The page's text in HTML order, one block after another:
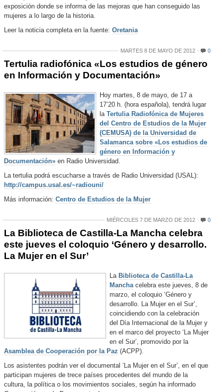
exposición donde se informa de las mejoras que han conseguido las
mujeres a lo largo de la historia.
Leer la noticia completa en la fuente: Oretania
MARTES 8 DE MAYO DE 2012 0
Tertulia radiofónica «Los estudios de género
en Información y Documentación»
Hoy martes, 8 de mayo, de 17 a
17’20 h. (hora española), tendrá lugar
la Tertulia Radiofónica de Mujeres
del Centro de Estudios de la Mujer
(CEMUSA) de la Universidad de
Salamanca sobre «Los estudios de
género en Información y
Documentación» en Radio Universidad.
La tertulia podrá escucharse a través de Radio Universidad (USAL):
http://campus.usal.es/~radiouni/
Más información: Centro de Estudios de la Mujer
MIÉRCOLES 7 DE MARZO DE 2012 0
La Biblioteca de Castilla-La Mancha celebra
este jueves el coloquio ‘Género y desarrollo.
La Mujer en el Sur’
La Biblioteca de Castilla-La
Manchacelebra este jueves, 8 de
marzo, el coloquio ‘Género y
desarrollo. La Mujer en el Sur’,
coincidiendo con la celebración
del Día Internacional de la Mujer y
en el marco del proyecto ‘La Mujer
en el Sur’, promovido por la
Asamblea de Cooperación por la Paz (ACPP).
Los asistentes podrán ver el documental ‘La Mujer en el Sur’, en el que
participan mujeres de trece países procedentes del mundo de la
cultura, la política o los movimientos sociales, según ha informado